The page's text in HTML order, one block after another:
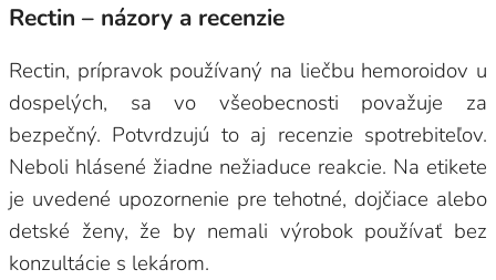
Rectin – názory a recenzie
Rectin, prípravok používaný na liečbu hemoroidov u
dospelých, sa vo všeobecnosti považuje za
bezpečný. Potvrdzujú to aj recenzie spotrebiteľov.
Neboli hlásené žiadne nežiaduce reakcie. Na etikete
je uvedené upozornenie pre tehotné, dojčiace alebo
detské ženy, že by nemali výrobok používať bez
konzultácie s lekárom.